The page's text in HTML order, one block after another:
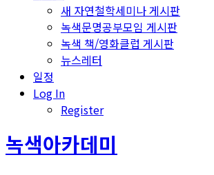
새 자연철학세미나 게시판
녹색문명공부모임 게시판
녹색 책/영화클럽 게시판
뉴스레터
일정
Log In
Register
녹색아카데미